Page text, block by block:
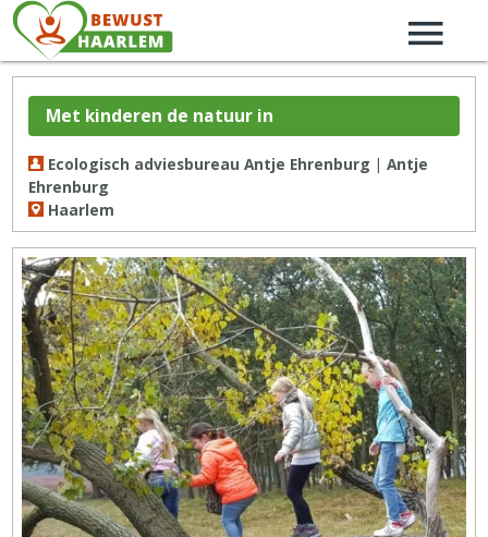
Met kinderen de natuur in
Ecologisch adviesbureau Antje Ehrenburg | Antje
Ehrenburg
Haarlem